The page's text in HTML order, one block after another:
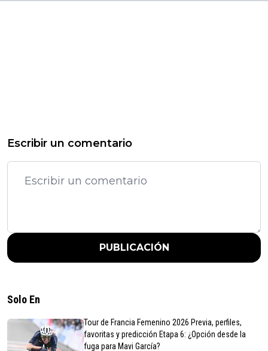
Escribir un comentario
PUBLICACIÓN
Solo En
Tour de Francia Femenino 2026 Previa, perfiles,
favoritas y predicción Etapa 6: ¿Opción desde la
fuga para Mavi García?